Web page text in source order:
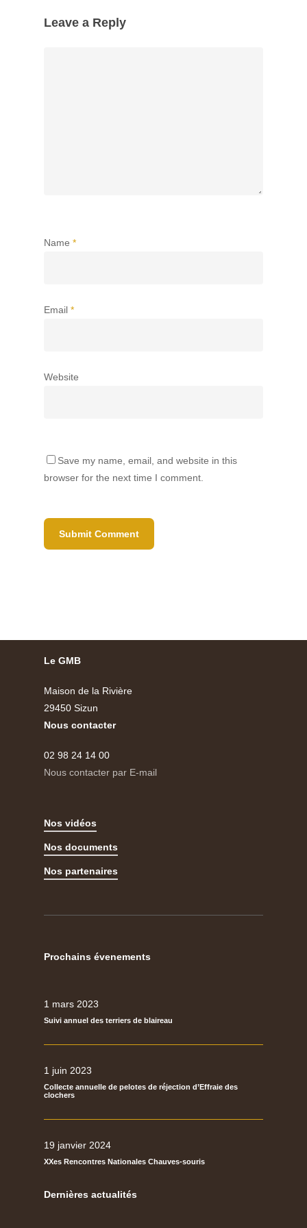
Leave a Reply
Name *
Email *
Website
Save my name, email, and website in this
browser for the next time I comment.
Le GMB
Maison de la Rivière
29450 Sizun
Nous contacter
02 98 24 14 00
Nous contacter par E-mail
Nos vidéos
Nos documents
Nos partenaires
Prochains évenements
1 mars 2023
Suivi annuel des terriers de blaireau
1 juin 2023
Collecte annuelle de pelotes de réjection d’Effraie des
clochers
19 janvier 2024
XXes Rencontres Nationales Chauves-souris
Dernières actualités